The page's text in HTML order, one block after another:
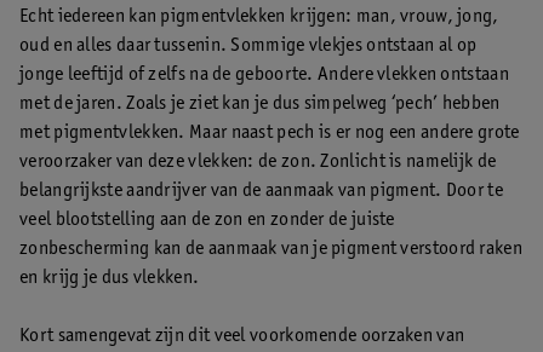
Echt iedereen kan pigmentvlekken krijgen: man, vrouw, jong,
oud en alles daar tussenin. Sommige vlekjes ontstaan al op
jonge leeftijd of zelfs na de geboorte. Andere vlekken ontstaan
met de jaren. Zoals je ziet kan je dus simpelweg ‘pech’ hebben
met pigmentvlekken. Maar naast pech is er nog een andere grote
veroorzaker van deze vlekken: de zon. Zonlicht is namelijk de
belangrijkste aandrijver van de aanmaak van pigment. Door te
veel blootstelling aan de zon en zonder de juiste
zonbescherming kan de aanmaak van je pigment verstoord raken
en krijg je dus vlekken.
Kort samengevat zijn dit veel voorkomende oorzaken van